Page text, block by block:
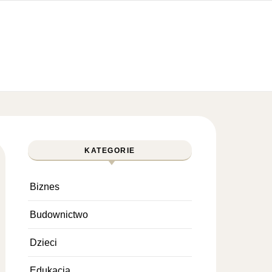
KATEGORIE
Biznes
Budownictwo
Dzieci